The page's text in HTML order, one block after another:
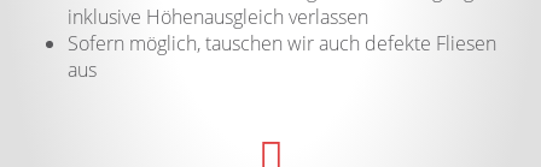
inklusive Höhenausgleich verlassen
Sofern möglich, tauschen wir auch defekte Fliesen
aus